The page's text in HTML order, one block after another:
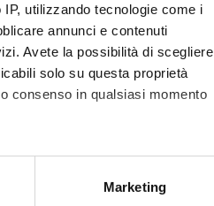
utilizzando tecnologie come i
annunci e contenuti
Avete la possibilità di scegliere
solo su questa proprietà
consenso in qualsiasi momento
qualche metro,Marketing
per